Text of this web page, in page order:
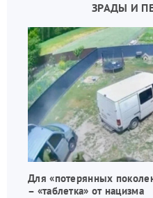
ЗРАДЫ И
Для «потерянных
– «таблетка» от нацизма